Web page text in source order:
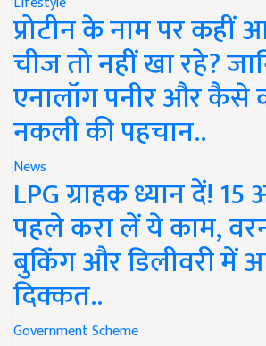
प्रोटीन के नाम पर
चीज तो नहीं खा रहे?
एनालॉग पनीर और कैसे
नकली की पहचान..
News
LPG ग्राहक ध्यान दें!
पहले करा लें ये काम,
बुकिंग और डिलीवरी में
दिक्कत..
Government Scheme